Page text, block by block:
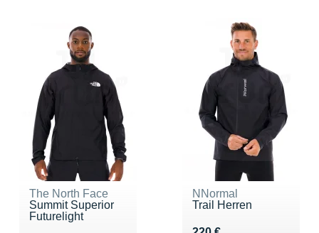
The North Face
Summit Superior
Futurelight
NNormal
Trail Herren